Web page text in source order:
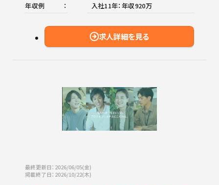
年収例
入社11年：年収920万
求人詳細を見る
最終更新日：2026/06/05(金)
掲載終了日：2026/10/22(木)